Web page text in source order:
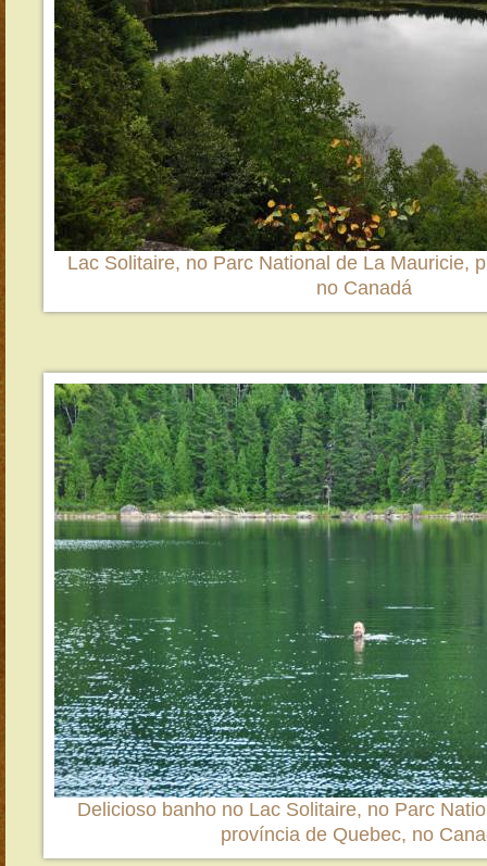
Lac Solitaire, no Parc National de La Mauricie,
no Canadá
Delicioso banho no Lac Solitaire, no Parc
província de Quebec, no